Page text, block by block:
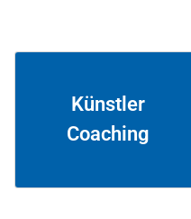
Künstler
Coaching
Weiterlesen